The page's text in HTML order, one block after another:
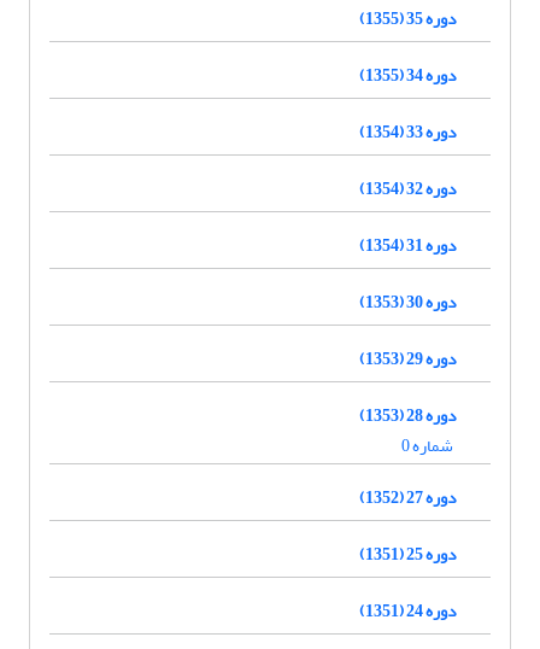
دوره 35 (1355)
دوره 34 (1355)
دوره 33 (1354)
دوره 32 (1354)
دوره 31 (1354)
دوره 30 (1353)
دوره 29 (1353)
دوره 28 (1353)
شماره 0
دوره 27 (1352)
دوره 25 (1351)
دوره 24 (1351)